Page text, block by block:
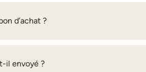
d’achat ?
il envoyé ?